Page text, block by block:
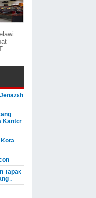
Kantor
Kota
Tapak
.